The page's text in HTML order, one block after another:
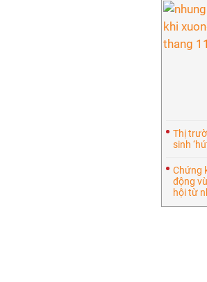
Thị
sinh
Chứng
động
hội từ